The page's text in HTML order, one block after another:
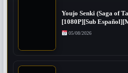
Youjo Senki (Saga of
[1080P][Sub
05/08/2026